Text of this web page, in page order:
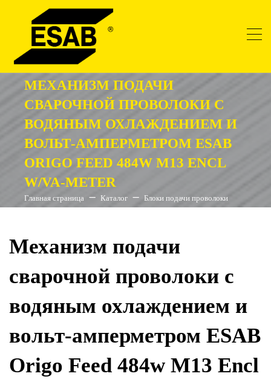
МЕХАНИЗМ ПОДАЧИ
СВАРОЧНОЙ ПРОВОЛОКИ С
ВОДЯНЫМ ОХЛАЖДЕНИЕМ И
ВОЛЬТ-АМПЕРМЕТРОМ ESAB
ORIGO FEED 484W M13 ENCL
W/VA-METER
Главная страница Каталог Блоки подачи проволоки
Механизм подачи
сварочной проволоки с
водяным охлаждением и
вольт-амперметром ESAB
Origo Feed 484w M13 Encl